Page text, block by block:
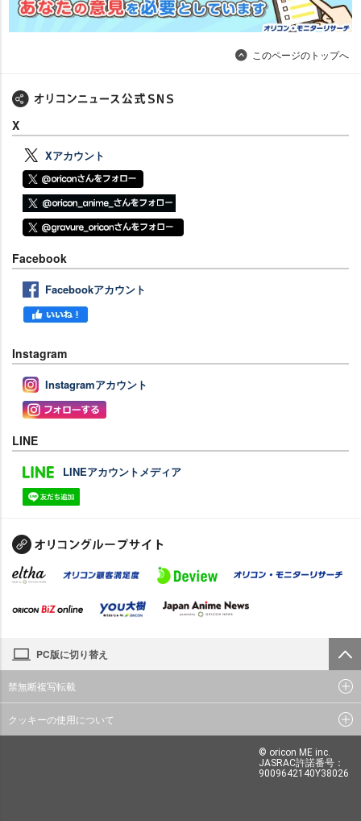
このページのトップへ
X
Xアカウント
Facebook
Facebookアカウント
Instagram
Instagramアカウント
LINE
LINEアカウントメディア
PC版に切り替え
禁無断複写転載
クッキーの使用について
© oricon ME inc.
JASRAC許諾番号：
9009642140Y38026